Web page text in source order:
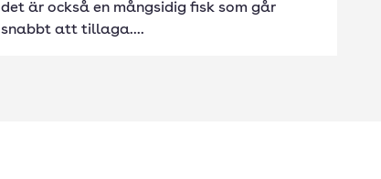
det är också en mångsidig fisk som går
snabbt att tillaga....